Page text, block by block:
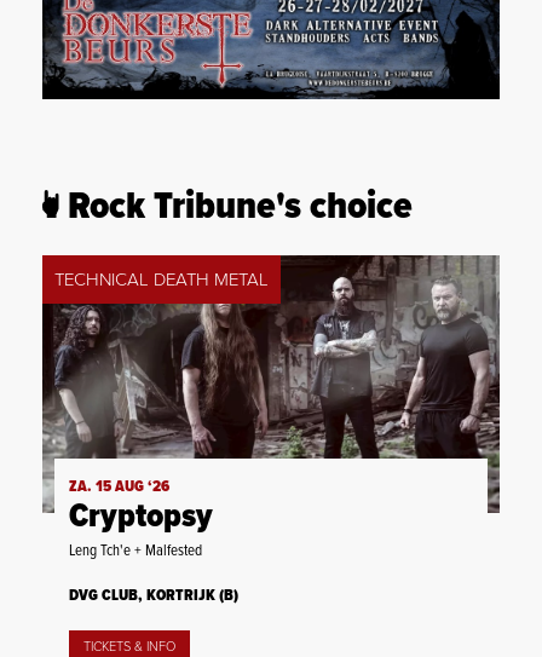
Rock Tribune's choice
TECHNICAL DEATH METAL
ZA. 15 AUG ‘26
Cryptopsy
Leng Tch'e + Malfested
DVG CLUB, KORTRIJK (B)
TICKETS & INFO